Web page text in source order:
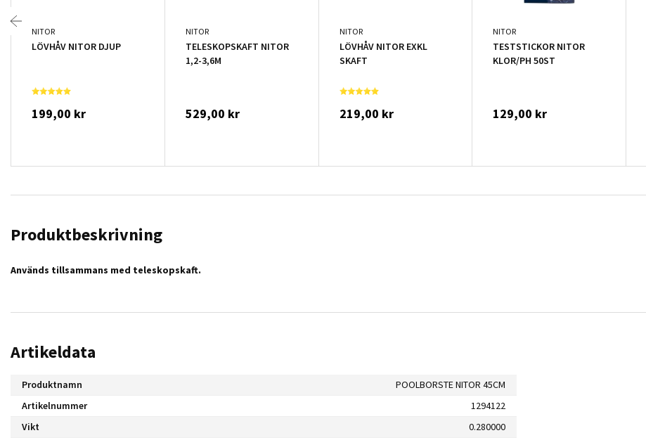
NITOR
LÖVHÅV NITOR DJUP
199,00 kr
NITOR
TELESKOPSKAFT NITOR
1,2-3,6M
529,00 kr
NITOR
LÖVHÅV NITOR EXKL
SKAFT
219,00 kr
NITOR
TESTSTICKOR NITOR
KLOR/PH 50ST
129,00 kr
Produktbeskrivning
Används tillsammans med teleskopskaft.
Artikeldata
Produktnamn
POOLBORSTE NITOR 45CM
Artikelnummer
1294122
Vikt
0.280000